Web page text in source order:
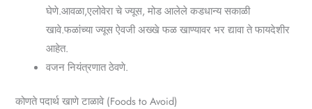
घेणे.आवळा,एलोवेरा चे ज्यूस, मोड आलेले कडधान्य सकाळी
खावे.फळांच्या ज्यूस ऐवजी अख्खे फळ खाण्यावर भर द्यावा ते फायदेशीर
आहेत.
वजन नियंत्रणात ठेवणे.
कोणते पदार्थ खाणे टाळावे (Foods to Avoid)